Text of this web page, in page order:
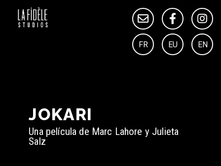
contenido
JOKARI
Una película de Marc Lahore y Julieta
Salz